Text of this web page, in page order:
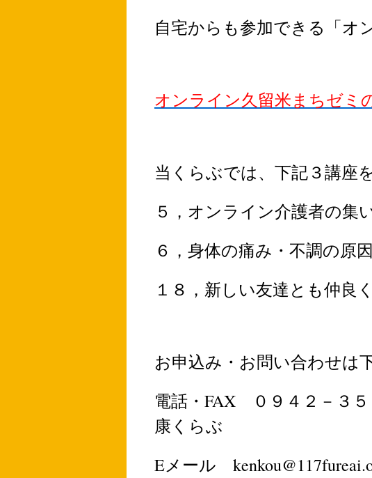
プ
自宅からも参加できる「オ
オンライン久留米まちゼミ
当くらぶでは、下記３講座
５，オンライン介護者の集
６，身体の痛み・不調の原
１８，新しい友達とも仲良
お申込み・お問い合わせは
電話・FAX ０９４２－３
康くらぶ
Eメール